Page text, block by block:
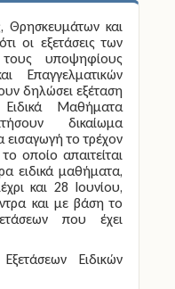
Θρησκευμάτων και
οι εξετάσεις των
υποψηφίους
Επαγγελματικών
δηλώσει εξέταση
Μαθήματα
δικαίωμα
εισαγωγή το τρέχον
οποίο απαιτείται
ειδικά μαθήματα,
και 28 Ιουνίου,
και με βάση το
που έχει
Ειδικών